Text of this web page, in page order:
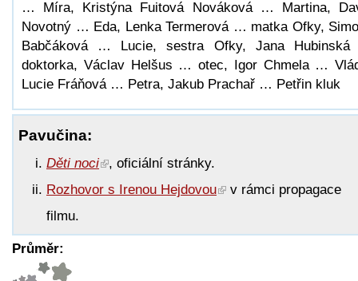
… Míra, Kristýna Fuitová Nováková … Martina,
Novotný … Eda, Lenka Termerová … matka Ofky,
Babčáková … Lucie, sestra Ofky, Jana
doktorka, Václav Helšus … otec, Igor Chmela …
Lucie Fráňová … Petra, Jakub Prachař … Petřin kluk
Pavučina:
Děti noci
, oficiální stránky.
Rozhovor s Irenou Hejdovou
v rámci propagace
filmu.
Průměr: